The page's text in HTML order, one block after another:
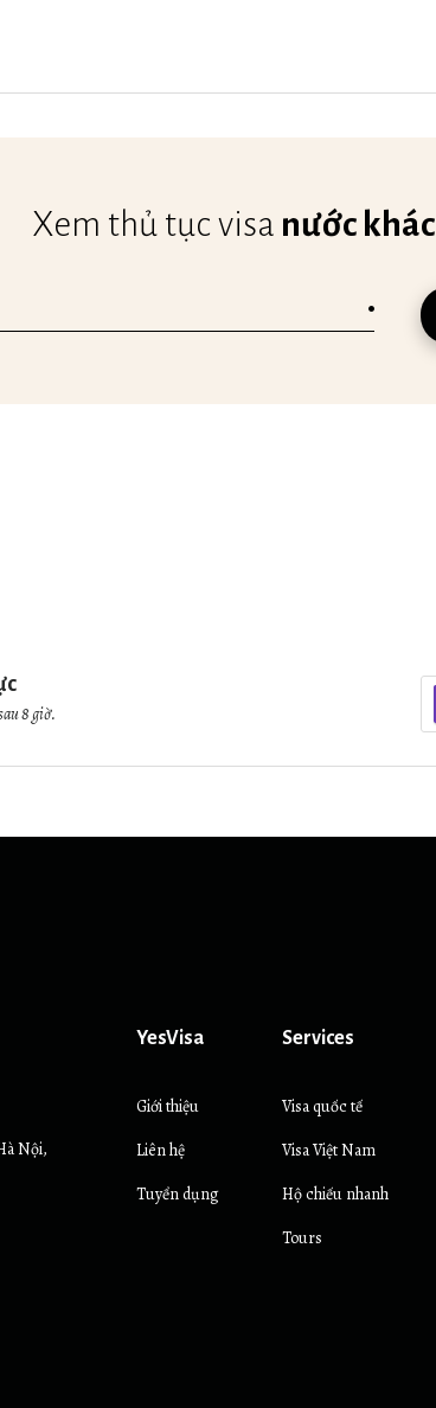
Xem thủ tục visa nước khác
8 giờ.
Nội,
YesVisa
Giới thiệu
Liên hệ
Tuyển dụng
Services
Visa quốc tế
Visa Việt Nam
Hộ chiếu nhanh
Tours